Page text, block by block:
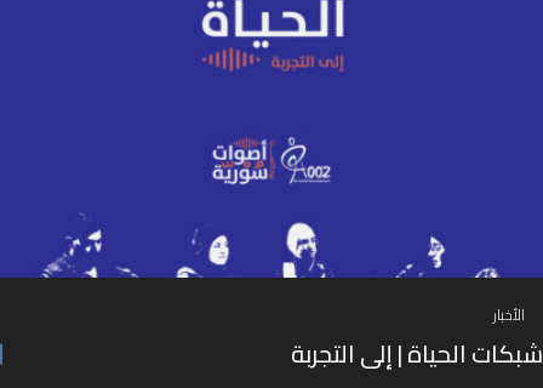
الأخبار
شبكات الحياة | إلى التجربة